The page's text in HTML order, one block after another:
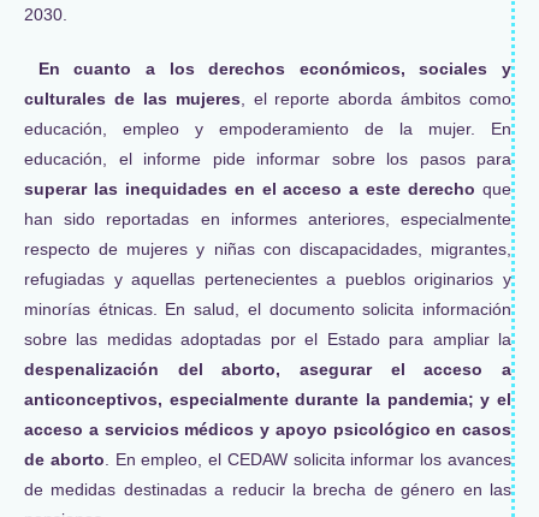
2030.
En cuanto a los derechos económicos, sociales y
culturales de las mujeres, el reporte aborda ámbitos como
educación, empleo y empoderamiento de la mujer. En
educación, el informe pide informar sobre los pasos para
superar las inequidades en el acceso a este derecho que
han sido reportadas en informes anteriores, especialmente
respecto de mujeres y niñas con discapacidades, migrantes,
refugiadas y aquellas pertenecientes a pueblos originarios y
minorías étnicas. En salud, el documento solicita información
sobre las medidas adoptadas por el Estado para ampliar la
despenalización del aborto, asegurar el acceso a
anticonceptivos, especialmente durante la pandemia; y el
acceso a servicios médicos y apoyo psicológico en casos
de aborto . En empleo, el CEDAW solicita informar los avances
de medidas destinadas a reducir la brecha de género en las